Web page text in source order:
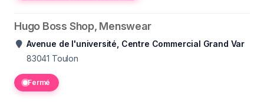
Hugo Boss Shop, Menswear
Avenue de l'université, Centre Commercial Grand Var
83041 Toulon
Fermé